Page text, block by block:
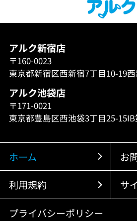
アルク新宿店
〒160-0023
東京都新宿区西新宿7丁目10-19
アルク池袋店
〒171-0021
東京都豊島区西池袋3丁目25-
ホーム お
利用規約 サ
プライバシーポリシー